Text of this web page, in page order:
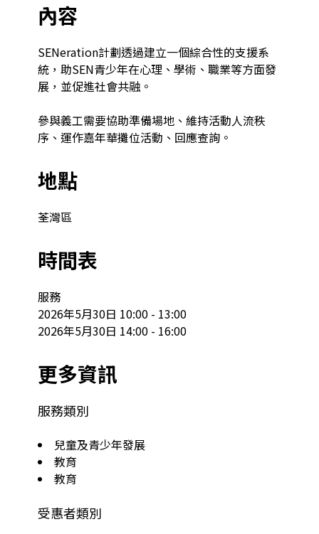
內容
SENeration計劃透過建立一個綜合性的支援系
統，助SEN青少年在心理、學術、職業等方面發
展，並促進社會共融。
參與義工需要協助準備場地、維持活動人流秩
序、運作嘉年華攤位活動、回應查詢。
地點
荃灣區
時間表
服務
2026年5月30日 10:00 - 13:00
2026年5月30日 14:00 - 16:00
更多資訊
服務類別
兒童及青少年發展
教育
教育
受惠者類別